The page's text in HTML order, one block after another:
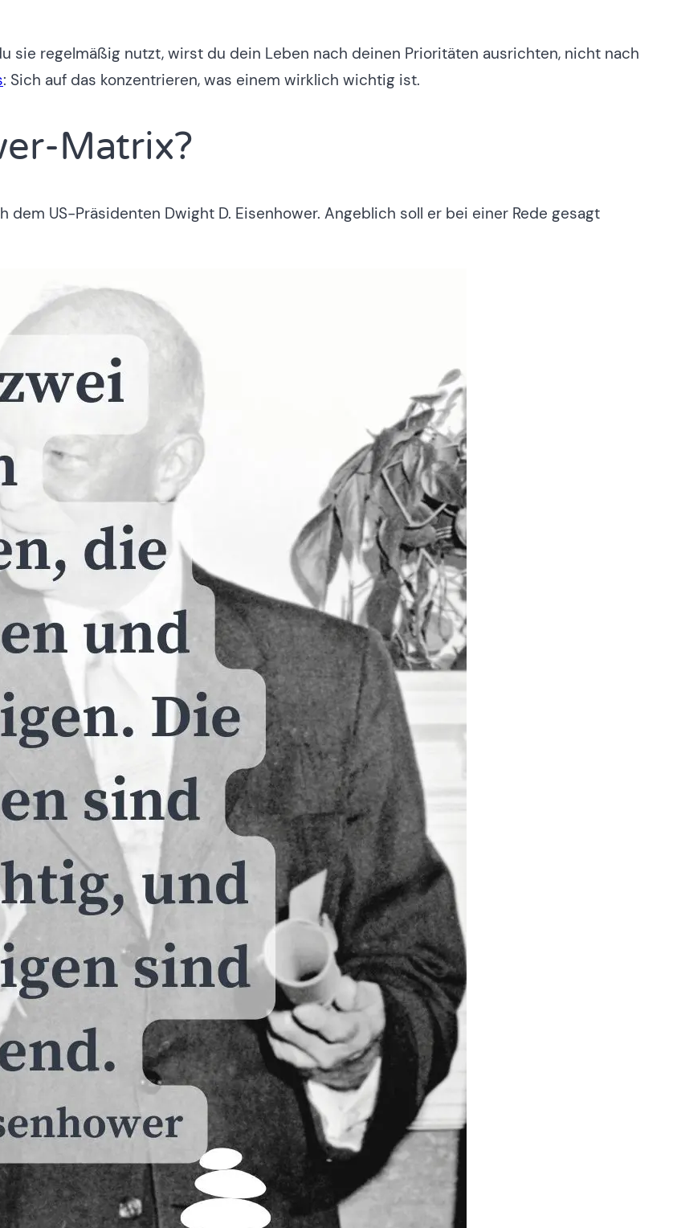
sie regelmäßig nutzt, wirst du dein Leben nach deinen Prioritäten ausrichten, nicht nach
: Sich auf das konzentrieren, was einem wirklich wichtig ist.
Matrix?
US-Präsidenten Dwight D. Eisenhower. Angeblich soll er bei einer Rede gesagt